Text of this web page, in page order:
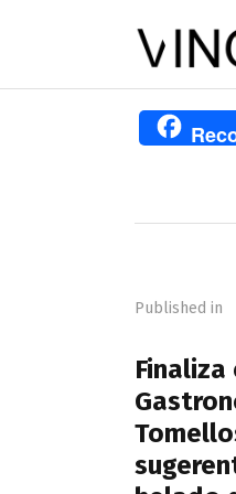
de
Published in
Finaliza